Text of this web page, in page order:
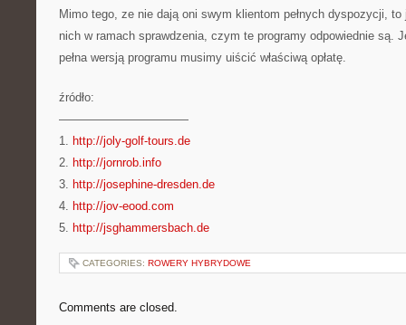
Mimo tego, ze nie dają oni swym klientom pełnych dyspozycji,
nich w ramach sprawdzenia, czym te programy odpowiednie są.
pełna wersją programu musimy uiścić właściwą opłatę.
źródło:
———————————
1. http://joly-golf-tours.de
2. http://jornrob.info
3. http://josephine-dresden.de
4. http://jov-eood.com
5. http://jsghammersbach.de
CATEGORIES: ROWERY HYBRYDOWE
Comments are closed.